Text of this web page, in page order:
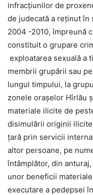
infracţiunilor de
de judecată a reţinut în
2004 -2010, împreună
constituit o grupare
exploatarea sexuală a
membrii grupării sau
lungul timpului, la
zonele oraşelor Hîrlău
materiale ilicite de
disimulării originii
ţară prin servicii
altor persoane, pe
întâmplător, din
unor beneficii
executare a pedepsei